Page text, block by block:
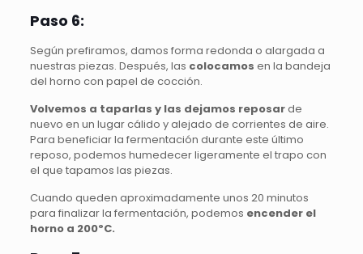
Paso 6:
Según prefiramos, damos forma redonda o alargada a
nuestras piezas. Después, las colocamos en la bandeja
del horno con papel de cocción.
Volvemos a taparlas y las dejamos reposarde
nuevo en un lugar cálido y alejado de corrientes de aire.
Para beneficiar la fermentación durante este último
reposo, podemos humedecer ligeramente el trapo con
el que tapamos las piezas.
Cuando queden aproximadamente unos 20 minutos
para finalizar la fermentación, podemos encender el
horno a 200ºC.